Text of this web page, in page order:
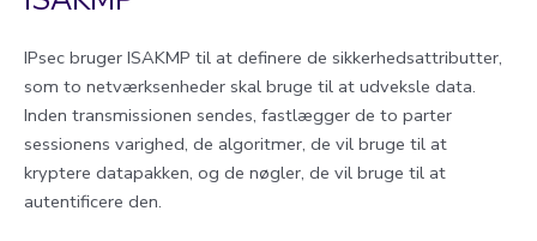
IPsec bruger ISAKMP til at definere de sikkerhedsattributter,
som to netværksenheder skal bruge til at udveksle data.
Inden transmissionen sendes, fastlægger de to parter
sessionens varighed, de algoritmer, de vil bruge til at
kryptere datapakken, og de nøgler, de vil bruge til at
autentificere den.